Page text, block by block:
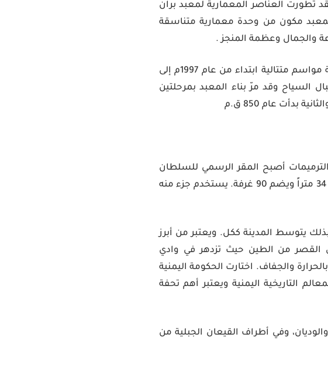
تطورت العناصر المعمارية لمعبد بران
مكون من وحدة معمارية متناسقة
والجمال وعظمة المنجز .
وتجدر الإشارة إلى أن العرش شهد عملية ترميم واسعة وعلى مدى أربعة مواسم متتالية ابتداء من عام 1997م إلى
السياح وقد مرّ بناء المعبد بمرحلتين
بدأت عام 850 ق.م
أصبح المقر الرسمي للسلطان
الكثيري. القصر يعود بنائه إلى أواخر القرن السادس عشر الميلادي ارتفاعه 34 متراً ويضم 90 غرفة. يستخدم جزء منه
يتوسط المدينة ككل. ويعتبر من أبرز
القصر من الطين حيث تزدهر في وادي
والجفاف. اختارت الحكومة اليمنية
التاريخية اليمنية ويعتبر أهم تحفة
وفي أطراف القيعان الجبلية من